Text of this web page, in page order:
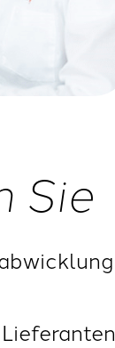
Sie